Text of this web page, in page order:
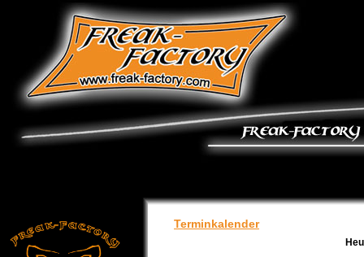
Terminkalender